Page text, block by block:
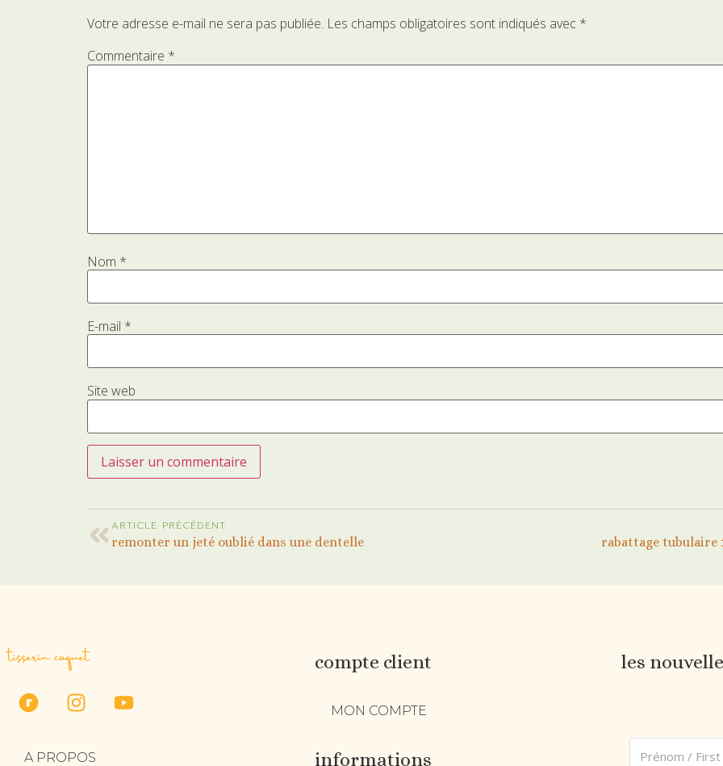
Votre adresse e-mail ne sera pas publiée. Les champs obligatoires sont indiqués avec *
Commentaire *
Nom *
E-mail *
Site web
ARTICLE PRÉCÉDENT
remonter un jeté oublié dans une dentelle rabattage tubulaire
tisserin coquet
A PROPOS
compte client
MON COMPTE
informations
les